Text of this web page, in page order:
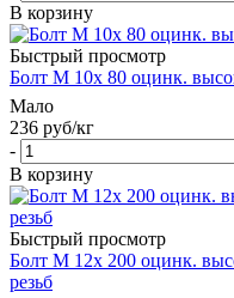
В корзину
Быстрый просмотр
Болт М 10х 80 оцинк.
Мало
236 руб/кг
-
В корзину
Быстрый просмотр
Болт М 12х 200 оцинк.
резьб